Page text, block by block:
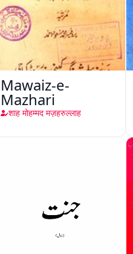
Mawaiz-e-
Mazhari
शाह मोहम्मद मज़हरुल्लाह